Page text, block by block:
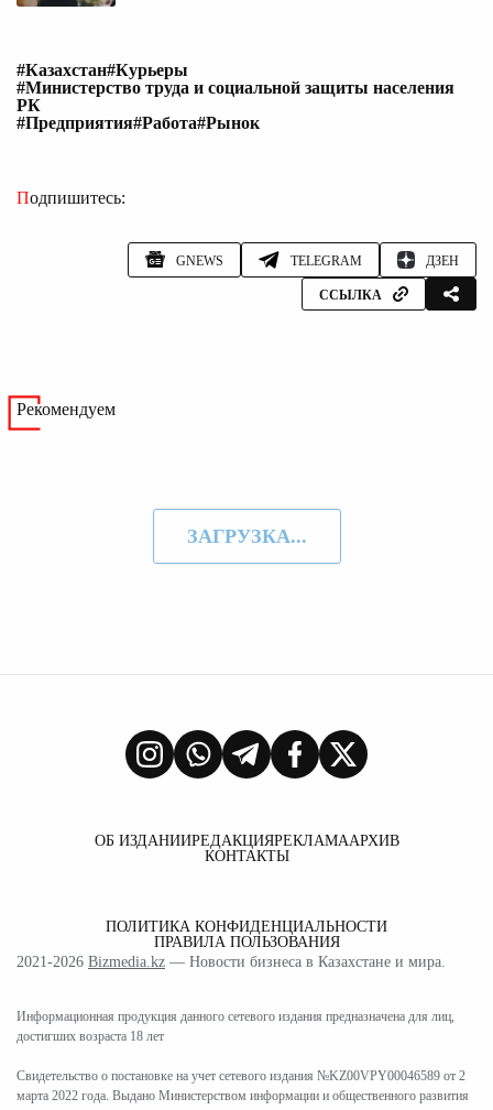
#Казахстан#Курьеры
#Министерство труда и социальной защиты населения
РК
#Предприятия#Работа#Рынок
Подпишитесь:
GNEWS TELEGRAM ДЗЕН
ССЫЛКА
Рекомендуем
ЗАГРУЗКА...
ОБ ИЗДАНИИРЕДАКЦИЯРЕКЛАМААРХИВ
КОНТАКТЫ
ПОЛИТИКА КОНФИДЕНЦИАЛЬНОСТИ
ПРАВИЛА ПОЛЬЗОВАНИЯ
2021-2026 Bizmedia.kz — Новости бизнеса в Казахстане и мира.
Информационная продукция данного сетевого издания предназначена для лиц,
достигших возраста 18 лет
Свидетельство о постановке на учет сетевого издания №KZ00VPY00046589 от 2
марта 2022 года. Выдано Министерством информации и общественного развития